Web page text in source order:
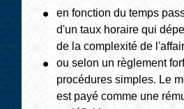
en fonction du temps
d'un taux horaire qui
de la complexité de
ou selon un règlement
procédures simples. Le
est payé comme une